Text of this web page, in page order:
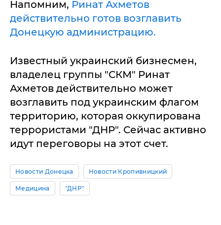
Напомним, Ринат Ахметов
действительно готов возглавить
Донецкую администрацию.
Известный украинский бизнесмен,
владелец группы "СКМ" Ринат
Ахметов действительно может
возглавить под украинским флагом
территорию, которая оккупирована
террористами "ДНР". Сейчас активно
идут переговоры на этот счет.
Новости Донецка Новости Кропивницкий
Медицина "ДНР"